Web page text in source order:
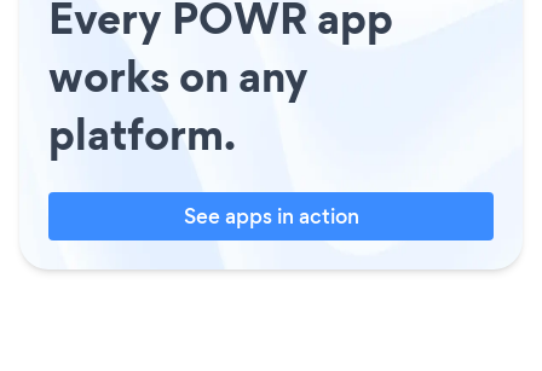
Every POWR app
works on any
platform.
See apps in action